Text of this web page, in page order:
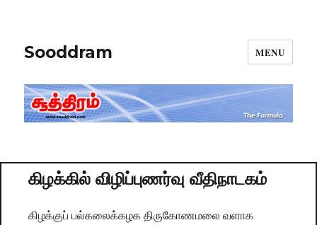
Sooddram MENU
கிழக்கில் விழிப்புணர்வு வீதிநாடகம்
கிழக்குப் பல்கலைக்கழக திருகோணமலை வளாக